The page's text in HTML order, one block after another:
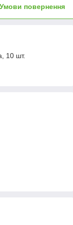
Умови повернення
10 шт.